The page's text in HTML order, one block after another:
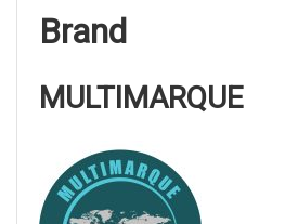
Brand
MULTIMARQUE